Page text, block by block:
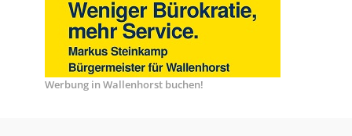
Werbung in Wallenhorst buchen!